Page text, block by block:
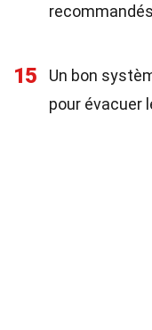
15
Un bon
pour évacuer